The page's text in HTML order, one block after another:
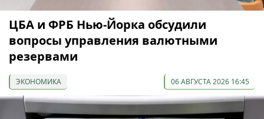
ЦБА и ФРБ Нью-Йорка обсудили
вопросы управления валютными
резервами
ЭКОНОМИКА 06 АВГУСТА 2026 16:45